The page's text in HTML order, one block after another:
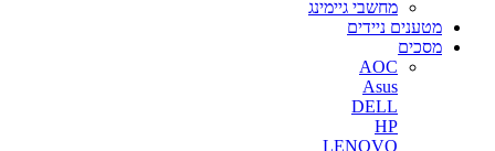
מחשבי גיימינג
מטענים ניידים
מסכים
AOC
Asus
DELL
HP
LENOVO